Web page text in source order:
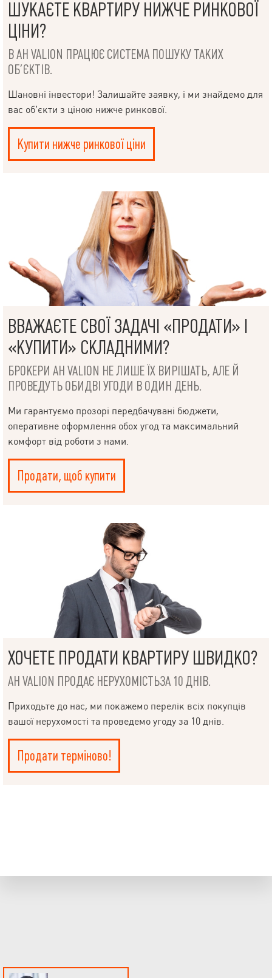
ШУКАЄТЕ КВАРТИРУ НИЖЧЕ РИНКОВОЇ
ЦІНИ?
В АН VALION ПРАЦЮЄ СИСТЕМА ПОШУКУ ТАКИХ
ОБ’ЄКТІВ.
Шановні інвестори! Залишайте заявку, і ми знайдемо для
вас об’єкти з ціною нижче ринкової.
Купити нижче ринкової ціни
ВВАЖАЄТЕ СВОЇ ЗАДАЧІ «ПРОДАТИ» І
«КУПИТИ» СКЛАДНИМИ?
БРОКЕРИ АН VALION НЕ ЛИШЕ ЇХ ВИРІШАТЬ, АЛЕ Й
ПРОВЕДУТЬ ОБИДВІ УГОДИ В ОДИН ДЕНЬ.
Ми гарантуємо прозорі передбачувані бюджети,
оперативне оформлення обох угод та максимальний
комфорт від роботи з нами.
Продати, щоб купити
ХОЧЕТЕ ПРОДАТИ КВАРТИРУ ШВИДКО?
АН VALION ПРОДАЄ НЕРУХОМІСТЬЗА 10 ДНІВ.
Приходьте до нас, ми покажемо перелік всіх покупців
вашої нерухомості та проведемо угоду за 10 днів.
Продати терміново!